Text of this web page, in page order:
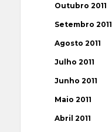
Outubro 2011
Setembro 2011
Agosto 2011
Julho 2011
Junho 2011
Maio 2011
Abril 2011